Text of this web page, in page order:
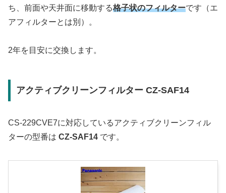
ち、前面や天井面に移動する格子状のフィルターです（エ
アフィルターとは別）。
2年を目安に交換します。
アクティブクリーンフィルター CZ-SAF14
CS-229CVE7に対応しているアクティブクリーンフィル
ターの型番は CZ-SAF14 です。